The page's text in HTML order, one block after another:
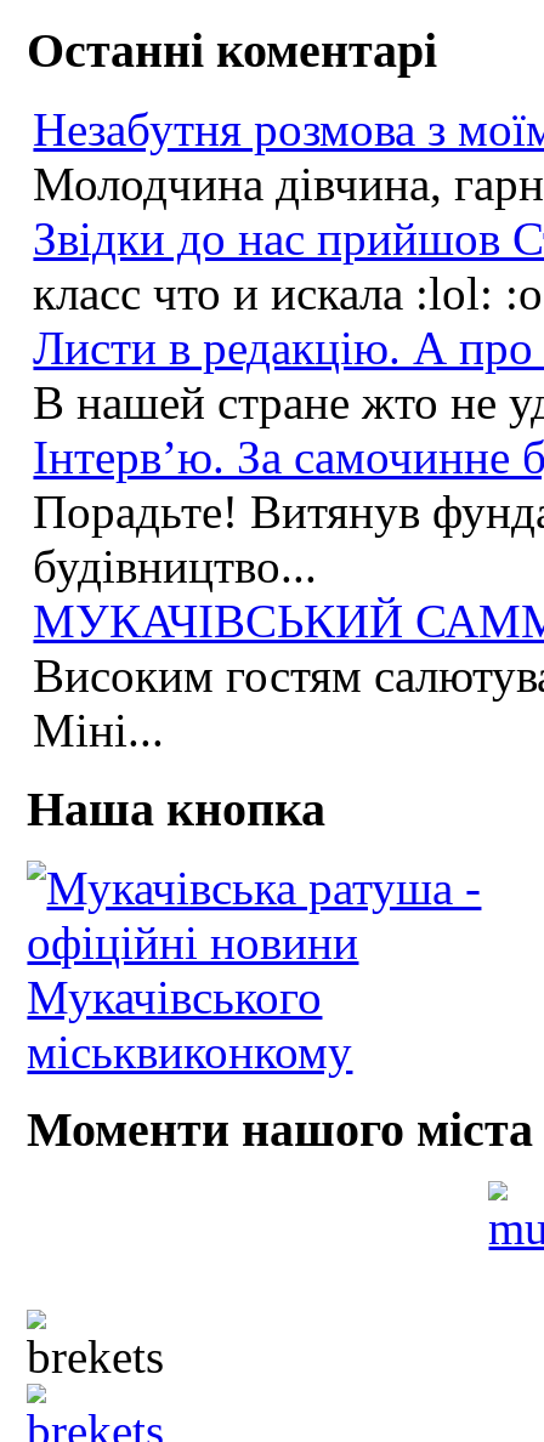
Останні коментарі
Незабутня розмова з
Молодчина дівчина,
Звідки до нас прийшов
класс что и искала :lol:
Листи в редакцію. А
В нашей стране жто не
Інтерв’ю. За самочинне
Порадьте! Витянув
будівництво...
МУКАЧІВСЬКИЙ
Високим гостям
Міні...
Наша кнопка
Моменти нашого міста